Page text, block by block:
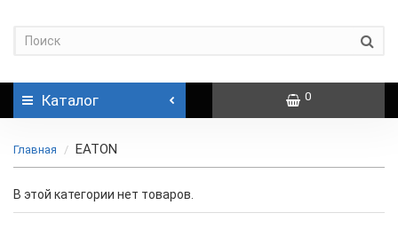
Каталог 0
Главная EATON
В этой категории нет товаров.